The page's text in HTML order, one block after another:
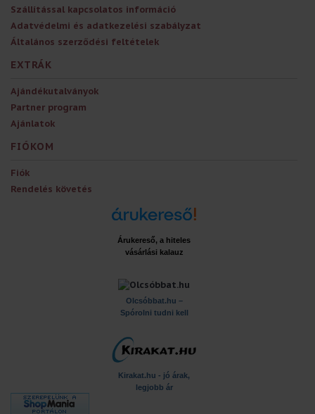
Szállítással kapcsolatos információ
Adatvédelmi és adatkezelési szabályzat
Általános szerződési feltételek
EXTRÁK
Ajándékutalványok
Partner program
Ajánlatok
FIÓKOM
Fiók
Rendelés követés
Árukereső, a hiteles
vásárlási kalauz
Olcsóbbat.hu –
Spórolni tudni kell
Kirakat.hu - jó árak,
legjobb ár